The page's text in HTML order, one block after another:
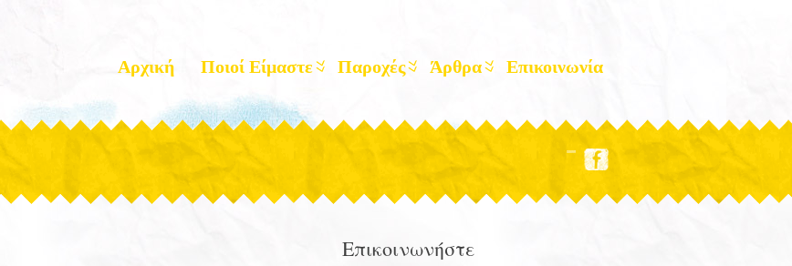
Αρχική Ποιοί Είμαστε Παροχές Άρθρα Επικοινωνία
Επικοινωνήστε